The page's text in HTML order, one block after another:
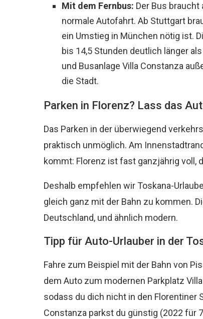
Mit dem Fernbus: Der Bus braucht
normale Autofahrt. Ab Stuttgart
ein Umstieg in München nötig ist.
bis 14,5 Stunden deutlich länger
und Busanlage Villa Constanza
die Stadt.
Parken in Florenz? Lass das
Das Parken in der überwiegend
praktisch unmöglich. Am
kommt: Florenz ist fast ganzjährig voll,
Deshalb empfehlen wir Toskana-
gleich ganz mit der Bahn zu kommen.
Deutschland, und ähnlich modern.
Tipp für Auto-Urlauber in der
Fahre zum Beispiel mit der Bahn von
dem Auto zum modernen Parkplatz
sodass du dich nicht in den Florentiner
Constanza parkst du günstig (2022 für